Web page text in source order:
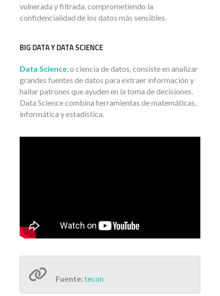
vulnerada y filtrada, comprometiendo la
confidencialidad de los datos más sensibles.
BIG DATA Y DATA SCIENCE
Data Science , o ciencia de datos, consiste en analizar
grandes fuentes de datos para extraer información y
hallar patrones que ayuden en la toma de decisiones.
Data Science combina herramientas de matemáticas,
informática y estadística.
Fuente: tecon